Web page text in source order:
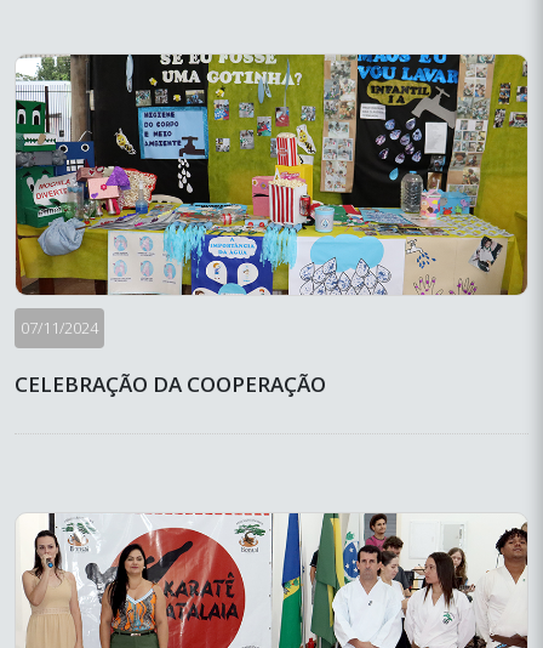
07/11/2024
CELEBRAÇÃO DA COOPERAÇÃO